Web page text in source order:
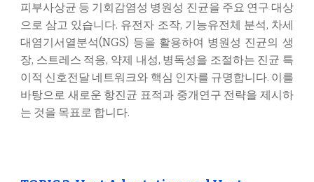
피부사상균 등 기회감염성 병원성 진균을 주요 연구 대상
으로 삼고 있습니다. 유전자 조작, 기능유전체 분석, 차세
대염기서열분석(NGS) 등을 활용하여 병원성 진균의 생
장, 스트레스 적응, 약제 내성, 병독성을 조절하는 진균 특
이적 신호전달 네트워크와 핵심 인자를 규명합니다. 이를
바탕으로 새로운 항진균 표적과 중개연구 전략을 제시하
는 것을 목표로 합니다.